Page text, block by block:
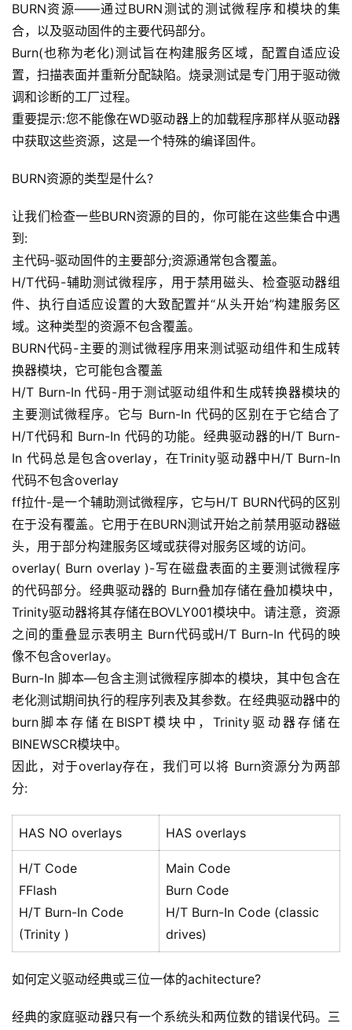
BURN资源——通过BURN测试的测试微程序和模块的集
合，以及驱动固件的主要代码部分。
Burn(也称为老化)测试旨在构建服务区域，配置自适应设
置，扫描表面并重新分配缺陷。烧录测试是专门用于驱动微
调和诊断的工厂过程。
重要提示:您不能像在WD驱动器上的加载程序那样从驱动器
中获取这些资源，这是一个特殊的编译固件。
BURN资源的类型是什么?
让我们检查一些BURN资源的目的，你可能在这些集合中遇
到:
主代码-驱动固件的主要部分;资源通常包含覆盖。
H/T代码-辅助测试微程序，用于禁用磁头、检查驱动器组
件、执行自适应设置的大致配置并“从头开始”构建服务区
域。这种类型的资源不包含覆盖。
BURN代码-主要的测试微程序用来测试驱动组件和生成转
换器模块，它可能包含覆盖
H/T Burn-In 代码-用于测试驱动组件和生成转换器模块的
主要测试微程序。它与 Burn-In 代码的区别在于它结合了
H/T代码和 Burn-In 代码的功能。经典驱动器的H/T Burn-
In 代码总是包含overlay，在Trinity驱动器中H/T Burn-In
代码不包含overlay
ff拉什-是一个辅助测试微程序，它与H/T BURN代码的区别
在于没有覆盖。它用于在BURN测试开始之前禁用驱动器磁
头，用于部分构建服务区域或获得对服务区域的访问。
overlay( Burn overlay )-写在磁盘表面的主要测试微程序
的代码部分。经典驱动器的 Burn叠加存储在叠加模块中，
Trinity驱动器将其存储在BOVLY001模块中。请注意，资源
之间的重叠显示表明主 Burn代码或H/T Burn-In 代码的映
像不包含overlay。
Burn-In 脚本—包含主测试微程序脚本的模块，其中包含在
老化测试期间执行的程序列表及其参数。在经典驱动器中的
burn脚本存储在BISPT模块中，Trinity驱动器存储在
BINEWSCR模块中。
因此，对于overlay存在，我们可以将 Burn资源分为两部
分:
HAS NO overlays HAS overlays
H/T Code
FFlash
H/T Burn-In Code
(Trinity )
Main Code
Burn Code
H/T Burn-In Code (classic
drives)
如何定义驱动经典或三位一体的achitecture?
经典的家庭驱动器只有一个系统头和两位数的错误代码。三